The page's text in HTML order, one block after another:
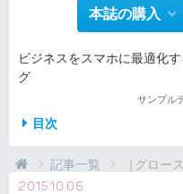
本誌の購入
ビジネスをスマホに最適化
グ
サンプル
目次
記事一覧 ［グロース
2015.10.06